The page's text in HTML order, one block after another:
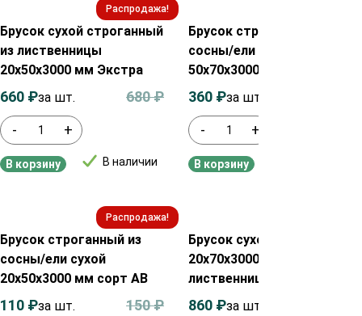
Распродажа!
Брусок сухой строганный
из лиственницы
20х50х3000 мм Экстра
- +
В наличии
680₽
660 ₽за шт.
В корзину
Брусок строганный из
сосны/ели сухой
50х70х3000 мм сорт AB
- +
360 ₽за шт.
В корзину
Распродажа!
Брусок строганный из
сосны/ели сухой
20х50х3000 мм сорт AB
150₽
110 ₽за шт.
Брусок сухой строганный
20х70х3000 мм из
лиственницы сорт Экстра
860 ₽за шт.